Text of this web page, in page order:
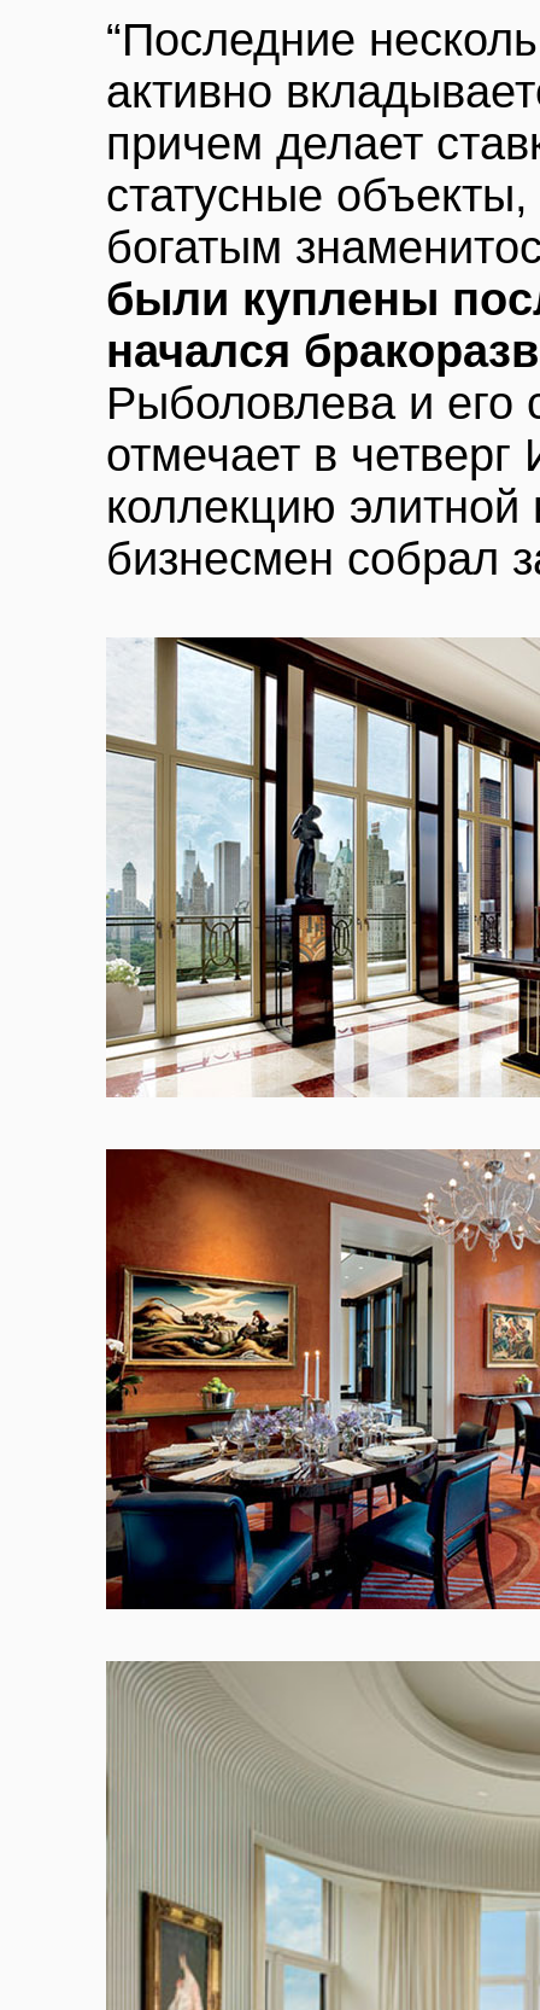
“Последние
активно
причем делает
статусные
богатым
были куплены
начался
Рыболовлева и его
отмечает в
коллекцию
бизнесмен собрал